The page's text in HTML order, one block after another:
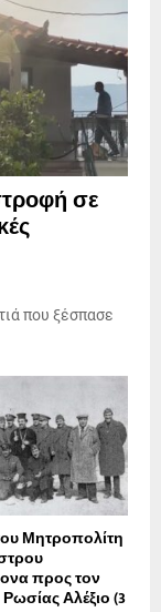
σε
που ξέσπασε
Μητροπολίτη
προς τον
Αλέξιο (3